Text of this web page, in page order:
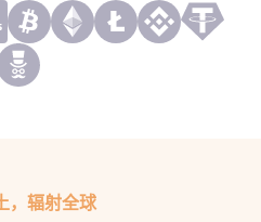
，辐射全球